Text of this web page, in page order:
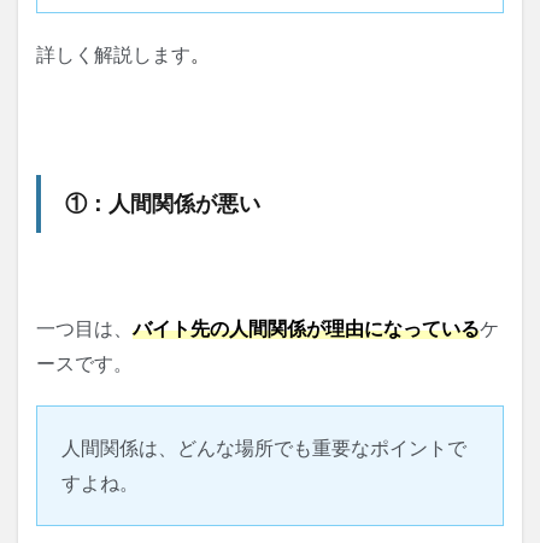
詳しく解説します。
①：人間関係が悪い
一つ目は、バイト先の人間関係が理由になっているケ
ースです。
人間関係は、どんな場所でも重要なポイントで
すよね。